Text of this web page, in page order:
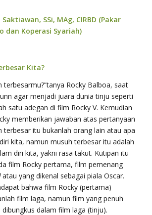
SSi, MAg, CIRBD (Pakar
dan Koperasi Syariah)
Kita?
terbesarmu?”tanya Rocky Balboa, saat
agar menjadi juara dunia tinju seperti
satu adegan di film Rocky V. Kemudian
memberikan jawaban atas pertanyaan
terbesar itu bukanlah orang lain atau apa
kita, namun musuh terbesar itu adalah
diri kita, yakni rasa takut. Kutipan itu
film Rocky pertama, film pemenang
atau yang dikenal sebagai piala Oscar.
bahwa film Rocky (pertama)
film laga, namun film yang penuh
dalam film laga (tinju).